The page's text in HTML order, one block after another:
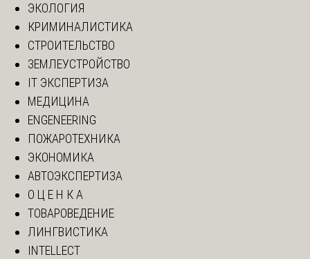
ЭКОЛОГИЯ
КРИМИНАЛИСТИКА
СТРОИТЕЛЬСТВО
ЗЕМЛЕУСТРОЙСТВО
IT ЭКСПЕРТИЗА
МЕДИЦИНА
ENGENEERING
ПОЖАРОТЕХНИКА
ЭКОНОМИКА
АВТОЭКСПЕРТИЗА
О Ц Е Н К А
ТОВАРОВЕДЕНИЕ
ЛИНГВИСТИКА
INTELLECT